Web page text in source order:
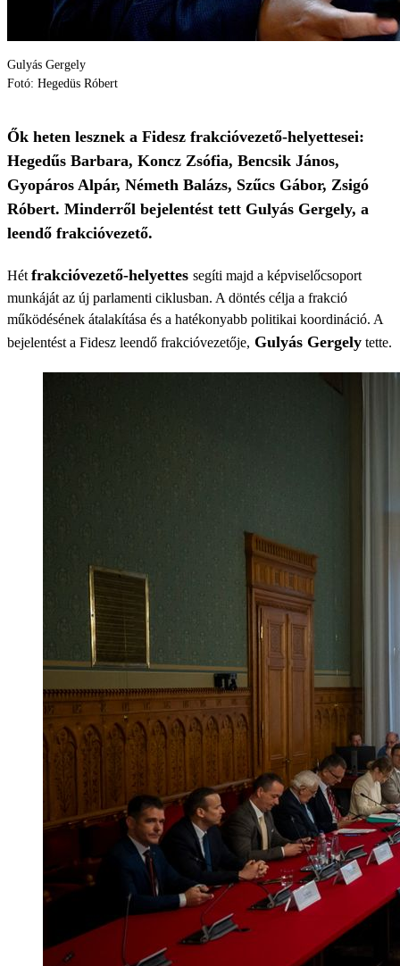
Gulyás Gergely
Fotó: Hegedüs Róbert
Ők heten lesznek a Fidesz frakcióvezető-helyettesei:
Hegedűs Barbara, Koncz Zsófia, Bencsik János,
Gyopáros Alpár, Németh Balázs, Szűcs Gábor, Zsigó
Róbert. Minderről bejelentést tett Gulyás Gergely, a
leendő frakcióvezető.
Hét frakcióvezető-helyettes segíti majd a képviselőcsoport
munkáját az új parlamenti ciklusban. A döntés célja a frakció
működésének átalakítása és a hatékonyabb politikai koordináció. A
bejelentést a Fidesz leendő frakcióvezetője, Gulyás Gergely tette.